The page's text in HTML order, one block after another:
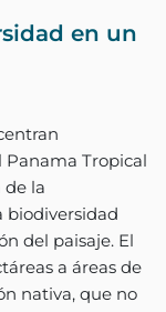
en un
Tropical
de la
biodiversidad
del paisaje. El
a áreas de
nativa, que no